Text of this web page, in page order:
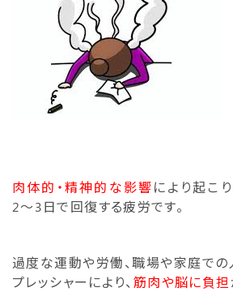
肉体的・精神的な影響により起こ
2〜3日で回復する疲労です。
過度な運動や労働、職場や家庭での
プレッシャーにより、 筋肉や脳に負担